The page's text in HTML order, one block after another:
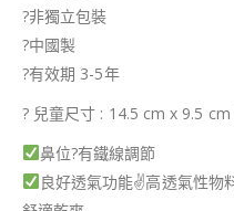
?非獨立包裝
?中國製
?有效期 3-5年
? 兒童尺寸 : 14.5 cm x 9.5
鼻位?有鐵線調節
良好透氣功能✌高透氣性物